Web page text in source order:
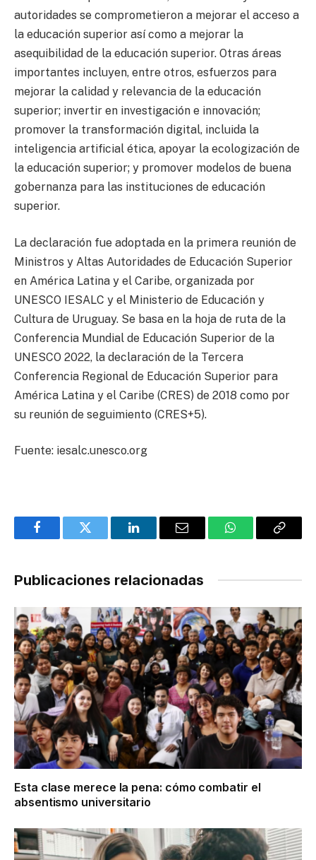
autoridades se comprometieron a mejorar el acceso a
la educación superior así como a mejorar la
asequibilidad de la educación superior. Otras áreas
importantes incluyen, entre otros, esfuerzos para
mejorar la calidad y relevancia de la educación
superior; invertir en investigación e innovación;
promover la transformación digital, incluida la
inteligencia artificial ética, apoyar la ecologización de
la educación superior; y promover modelos de buena
gobernanza para las instituciones de educación
superior.
La declaración fue adoptada en la primera reunión de
Ministros y Altas Autoridades de Educación Superior
en América Latina y el Caribe, organizada por
UNESCO IESALC y el Ministerio de Educación y
Cultura de Uruguay. Se basa en la hoja de ruta de la
Conferencia Mundial de Educación Superior de la
UNESCO 2022, la declaración de la Tercera
Conferencia Regional de Educación Superior para
América Latina y el Caribe (CRES) de 2018 como por
su reunión de seguimiento (CRES+5).
Fuente: iesalc.unesco.org
FacebookTwitter LinkedInEmail WhatsAppCopy
Publicaciones relacionadas
Esta clase merece la pena: cómo combatir el
absentismo universitario